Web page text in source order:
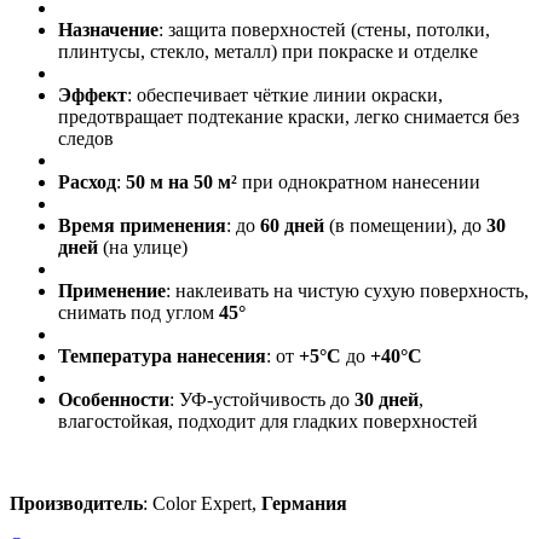
Назначение: защита поверхностей (стены, потолки,
плинтусы, стекло, металл) при покраске и отделке
Эффект: обеспечивает чёткие линии окраски,
предотвращает подтекание краски, легко снимается без
следов
Расход: 50 м на 50 м² при однократном нанесении
Время применения: до 60 дней (в помещении), до 30
дней (на улице)
Применение: наклеивать на чистую сухую поверхность,
снимать под углом 45°
Температура нанесения: от +5°C до +40°C
Особенности: УФ-устойчивость до 30 дней,
влагостойкая, подходит для гладких поверхностей
Производитель: Color Expert, Германия